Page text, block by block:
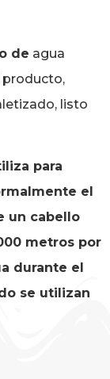
de agua
producto,
listo
para
el
un cabello
metros por
durante el
se utilizan